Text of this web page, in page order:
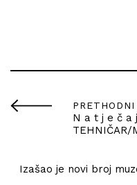
N a t j e č a
TEHNIČAR/
Izašao je novi broj